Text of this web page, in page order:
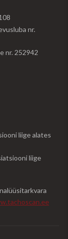
nr.
nr. 252942
liige alates
liige